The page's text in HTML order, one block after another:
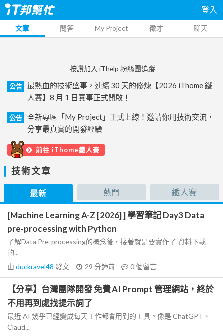
登入
文章 問答 My Project 徵才 聊天
按讚加入 iThelp 粉絲團追蹤
公告
最熱血的技術盛事，連續 30 天的修煉【2026 iThome 鐵
人賽】8 月 1 日賽事正式開啟！
公告
全新專區「My Project」正式上線！邀請你用技術交流，
分享最真實的開發經驗
前往 iThome鐵人賽
技術文章
最新 熱門 鐵人賽
[Machine Learning A-Z [2026] ] 學習筆記 Day3 Data
pre-processing with Python
了解Data Pre-processing的概念後，接著就是要實作了 資料下載
的...
由 duckravel48 發文 29 分鐘前 0個留言
【分享】台灣團隊開發 免費 AI Prompt 管理網站，終於
不用再到處找提示詞了
最近 AI 幾乎已經變成每天工作都會用到的工具。像是 ChatGPT、
Claud...